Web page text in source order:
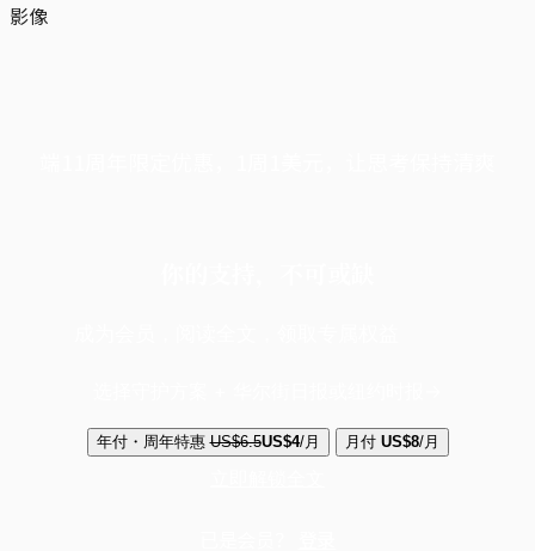
影像
年付・周年特惠 US$6.5US$4/月 月付 US$8/月